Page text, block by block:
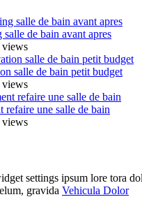
de bain avant apres
views
salle de bain petit budget
views
refaire une salle de bain
views
settings ipsum lore tora
gravida Vehicula Dolor